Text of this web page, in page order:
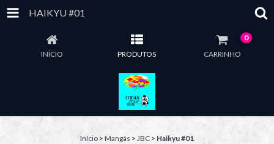
HAIKYU #01
INÍCIO PRODUTOS CARRINHO
0
Início > Mangás > JBC > Haikyu #01